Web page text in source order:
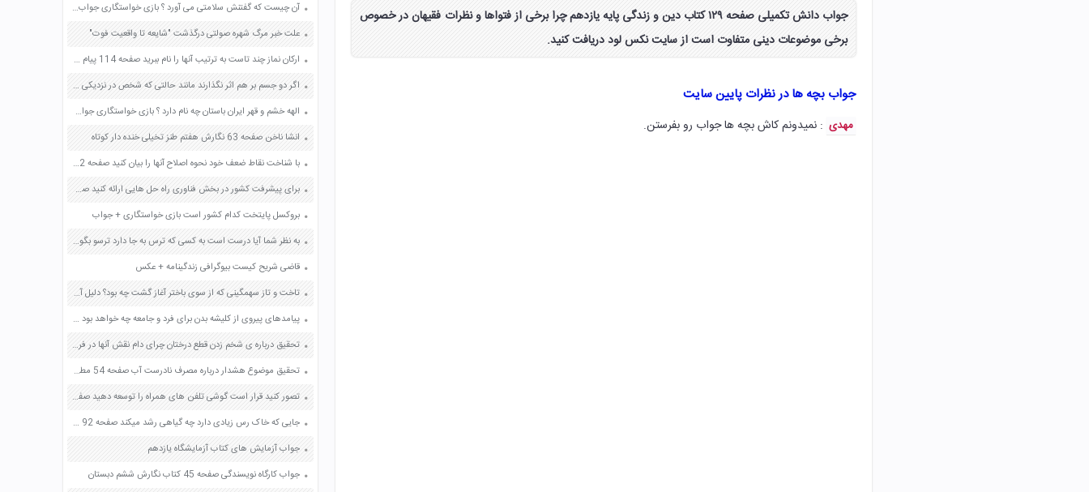
جواب دانش تکمیلی صفحه ۱۲۹ کتاب دین و زندگی پایه یازدهم چرا برخی از فتواها و نظرات فقیهان در خصوص
برخی موضوعات دینی متفاوت است از سایت نکس لود دریافت کنید.
جواب بچه ها در نظرات پایین سایت
مهدی : نمیدونم کاش بچه ها جواب رو بفرستن.
آن چیست که گفتنش سلامتی می آورد ؟ بازی خواستگاری جواب پاسخ
علت خبر مرگ شهره صولتی درگذشت "شایعه تا واقعیت فوت"
ارکان نماز چند تاست به ترتیب آنها را نام ببرید صفحه 114 پیام های آسمان هفتم
اگر دو جسم بر هم اثر نگذارند مانند حالتی که شخص در نزدیکی خودرو ایستاده است و خودرو را هل نمی دهد آیا دو جسم به هم نیرو وارد می کنند صفحه 50 علوم ششم
الهه خشم و قهر ایران باستان چه نام دارد ؟ بازی خواستگاری جواب پاسخ
انشا ناخن صفحه 63 نگارش هفتم طنز تخیلی خنده دار کوتاه
با شناخت نقاط ضعف خود نحوه اصلاح آنها را بیان کنید صفحه 32 تفکر و سبک زندگی هفتم
برای پیشرفت کشور در بخش فناوری راه حل هایی ارائه کنید صفحه 10 کار و فناوری هفتم
بروکسل پایتخت کدام کشور است بازی خواستگاری + جواب
به نظر شما آیا درست است به کسی که ترس به جا دارد ترسو بگویند چرا صفحه 10 مطالعات اجتماعی پنجم
قاضی شریح کیست بیوگرافی زندگینامه + عکس
تاخت و تاز سهمگینی که از سوی باختر آغاز گشت چه بود؟ دلیل آن را بیان کنید صفحه 62 فارسی پنجم
پیامدهای پیروی از کلیشه بدن برای فرد و جامعه چه خواهد بود صفحه 132 تفکر و سواد رسانه ای دهم
تحقیق درباره ی شخم زدن قطع درختان چرای دام نقش آنها در فرسایش خاک صفحه 84 علوم پنجم
تحقیق موضوع هشدار درباره مصرف نادرست آب صفحه 54 مطالعات اجتماعی پنجم
تصور کنید قرار است گوشی تلفن های همراه را توسعه دهید صفحه 131 کاربرد فناوری های نوین یازدهم
جایی که خاک رس زیادی دارد چه گیاهی رشد میکند صفحه 92 علوم پنجم
جواب آزمایش های کتاب آزمایشگاه یازدهم
جواب کارگاه نویسندگی صفحه 45 کتاب نگارش ششم دبستان